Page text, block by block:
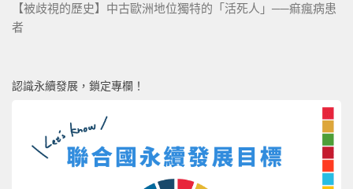
【被歧視的歷史】中古歐洲地位獨特的「活死人」──痲瘋病患
者
認識永續發展，鎖定專欄！